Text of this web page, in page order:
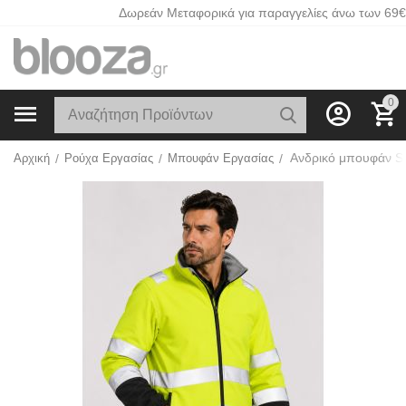
Δωρεάν Μεταφορικά για παραγγελίες άνω των 69€
0
Αρχική / Ρούχα Εργασίας / Μπουφάν Εργασίας /